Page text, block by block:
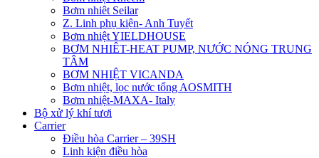
Bơm nhiêt Seilar
Z. Linh phụ kiện- Anh Tuyết
Bơm nhiệt YIELDHOUSE
BƠM NHIÊT-HEAT PUMP, NƯỚC NÓNG TRUNG
TÂM
BƠM NHIỆT VICANDA
Bơm nhiệt, lọc nước tổng AOSMITH
Bơm nhiệt-MAXA- Italy
Bộ xử lý khí tươi
Carrier
Điều hòa Carrier – 39SH
Linh kiện điều hòa